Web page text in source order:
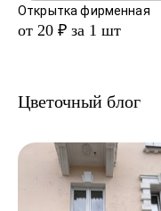
Открытка фирменная
от 20 ₽ за 1 шт
Цветочный блог